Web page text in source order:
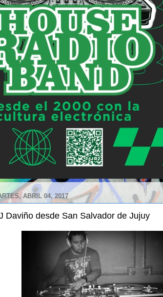
ABRIL 04, 2017
Daviño desde San Salvador de Jujuy